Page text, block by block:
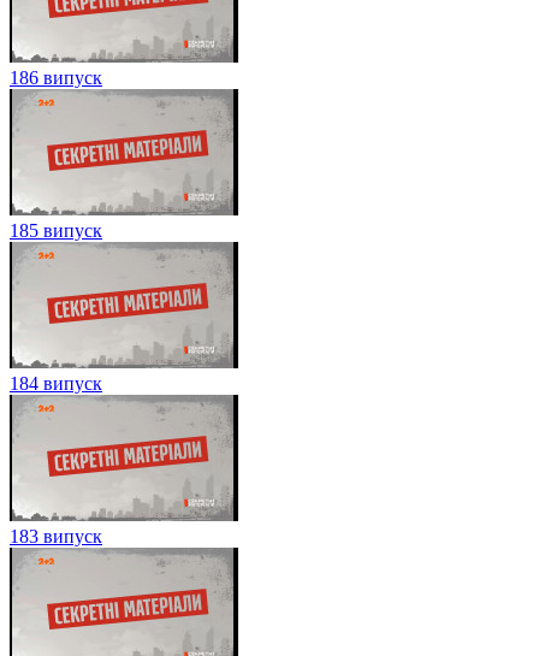
186 випуск
185 випуск
184 випуск
183 випуск